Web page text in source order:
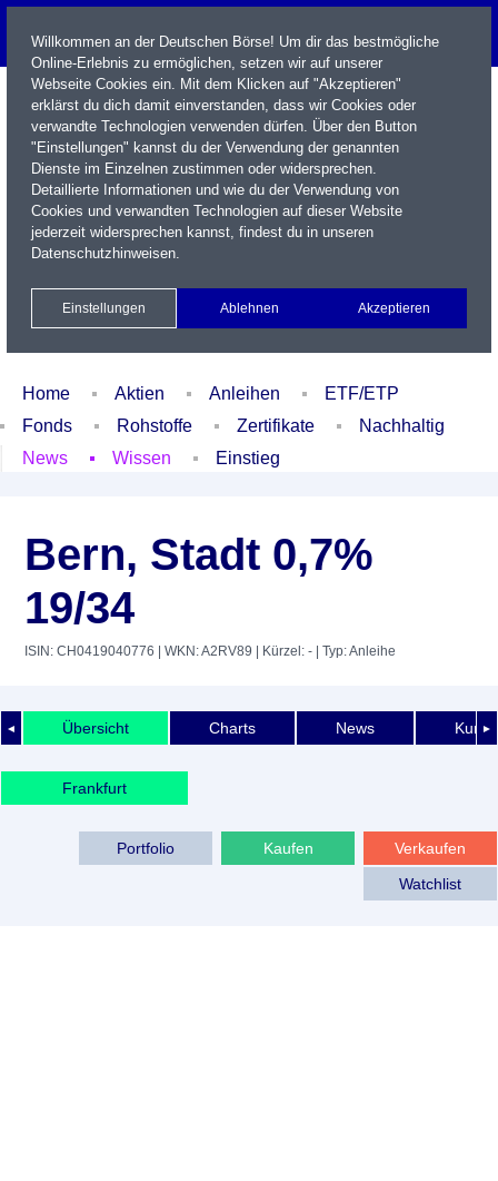
Name / WKN / ISIN / Kürzel
Xetra Realtime
Watchlist Portfolio Login
Home Aktien Anleihen
ETF/ETP
Fonds
Rohstoffe Zertifikate
Nachhaltig
News
Wissen Einstieg
Bern, Stadt 0,7%
19/34
ISIN: CH0419040776 | WKN: A2RV89 | Kürzel: - | Typ: Anleihe
◄ ►
Übersicht Charts News
Frankfurt
Verkaufen
Kaufen
Portfolio
Watchlist
Willkommen an der Deutschen Börse! Um dir das bestmögliche
Online-Erlebnis zu ermöglichen, setzen wir auf unserer
Webseite Cookies ein. Mit dem Klicken auf "Akzeptieren"
erklärst du dich damit einverstanden, dass wir Cookies oder
verwandte Technologien verwenden dürfen. Über den Button
"Einstellungen" kannst du der Verwendung der genannten
Dienste im Einzelnen zustimmen oder widersprechen.
Detaillierte Informationen und wie du der Verwendung von
Cookies und verwandten Technologien auf dieser Website
jederzeit widersprechen kannst, findest du in unseren
Datenschutzhinweisen.
Einstellungen Ablehnen Akzeptieren